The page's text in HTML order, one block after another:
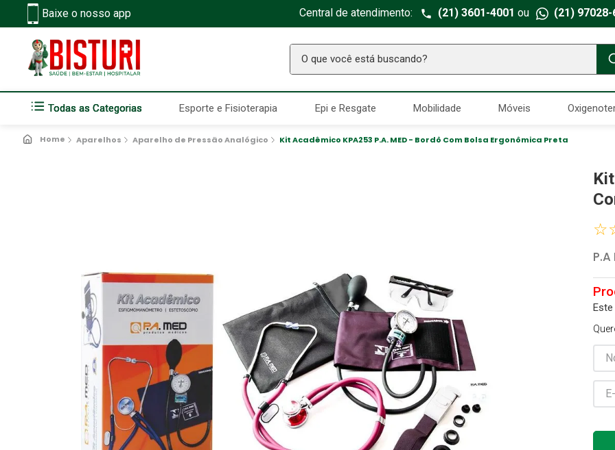
Baixe o nosso app Central de atendimento: (21) 3601-4001 ou (21) 97028-
O que você está buscando?
Todas as Categorias Esporte e Fisioterapia Epi e Resgate Mobilidade Móveis
Aparelhos Aparelho de Pressão Analógico Kit Acadêmico KPA253 P.A. MED - Bordô Com Bolsa Ergonômica Preta
☆
TERMOS MAIS BUSCADOS
Seringa Insulina
2º Fralda Geriatrica
Gaze Esteril
9º Gaze
10º Cadeira Banho